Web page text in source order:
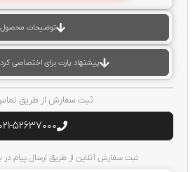
توضیحات محصول
پیشنهاد پارت برای اختصاصی
ثبت سفارش از طریق تماس
021-52637000
ثبت سفارش آنلاین از طریق ارسال پیام در